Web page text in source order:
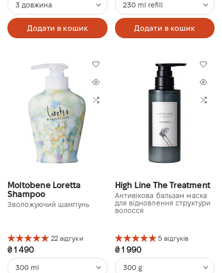
3 довжина
Додати в кошик
230 ml refill
Додати в кошик
Moltobene Loretta
Shampoo
Зволожуючий шампунь
22 відгуки
₴ 1 490
300 ml
High Line The Treatment
Антивікова бальзам маска
для відновлення структури
волосся
5 відгуків
₴ 1 990
300 g